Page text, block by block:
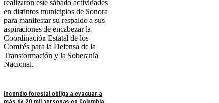
realizaron este sábado actividades
en distintos municipios de Sonora
para manifestar su respaldo a sus
aspiraciones de encabezar la
Coordinación Estatal de los
Comités para la Defensa de la
Transformación y la Soberanía
Nacional.
Incendio forestal obliga a evacuar a
más de 20 mil personas en Columbia